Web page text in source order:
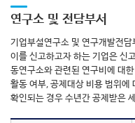
연구소 및 전담부서
기업부설연구소 및 연구개발전
이를 신고하고자 하는 기업은 신
동연구소와 관련된 연구비에 대
활동 여부, 공제대상 비용 범위
확인되는 경우 수년간 공제받은